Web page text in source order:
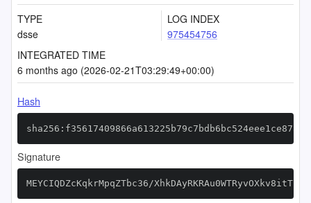
TYPE
dsse
LOG INDEX
975454756
INTEGRATED TIME
6 months ago (2026-02-21T03:29:49+00:00)
Hash
Signature
MEYCIQDZcKqkrMpqZTbc36/